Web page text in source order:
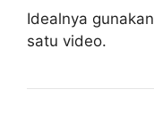
Idealnya gunakan
satu video.